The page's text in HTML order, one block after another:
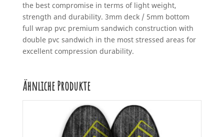
the best compromise in terms of light weight,
strength and durability. 3mm deck / 5mm bottom
full wrap pvc premium sandwich construction with
double pvc sandwich in the most stressed areas for
excellent compression durability.
Ähnliche Produkte